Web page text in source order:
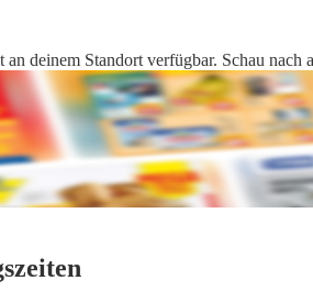
deinem Standort verfügbar. Schau nach